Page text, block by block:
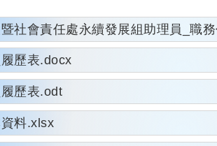
社會責任處永續發展組助理員_職
歷表.docx
歷表.odt
料.xlsx